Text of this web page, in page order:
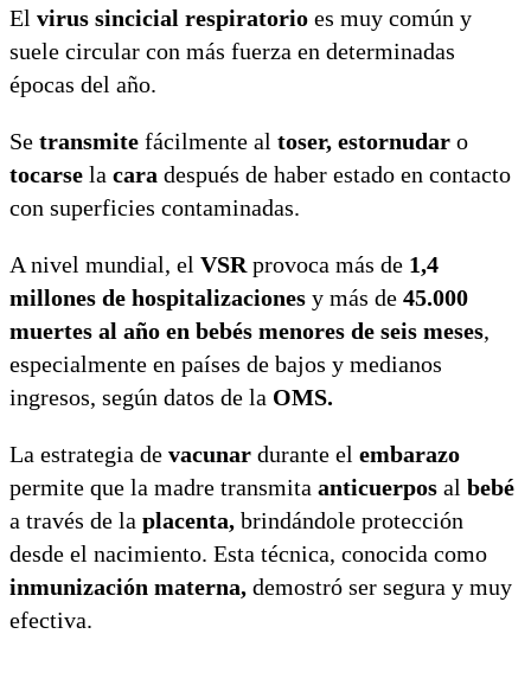
El virus sincicial respiratorio es muy común y
suele circular con más fuerza en determinadas
épocas del año.
Se transmite fácilmente al toser, estornudar o
tocarse la cara después de haber estado en contacto
con superficies contaminadas.
A nivel mundial, el VSR provoca más de 1,4
millones de hospitalizaciones y más de 45.000
muertes al año en bebés menores de seis meses,
especialmente en países de bajos y medianos
ingresos, según datos de la OMS.
La estrategia de vacunar durante el embarazo
permite que la madre transmita anticuerpos al bebé
a través de la placenta, brindándole protección
desde el nacimiento. Esta técnica, conocida como
inmunización materna, demostró ser segura y muy
efectiva.